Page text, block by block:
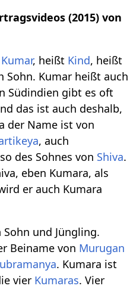
(2015) von
Kumar, heißt Kind, heißt
Sohn. Kumar heißt auch
Südindien gibt es oft
das ist auch deshalb,
der Name ist von
, auch
des Sohnes von Shiva.
eben Kumara, als
er auch Kumara
und Jüngling.
Beiname von Murugan
. Kumara ist
vier Kumaras. Vier